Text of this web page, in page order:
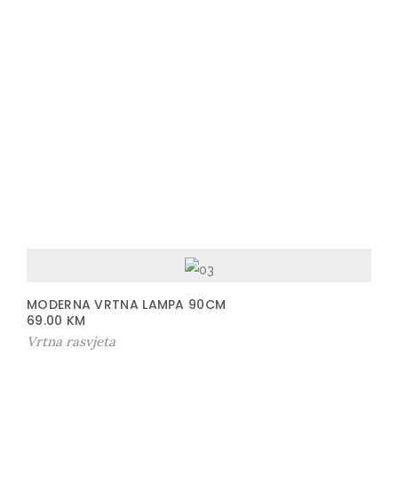
MODERNA VRTNA LAMPA 90CM
69.00 KM
Vrtna rasvjeta